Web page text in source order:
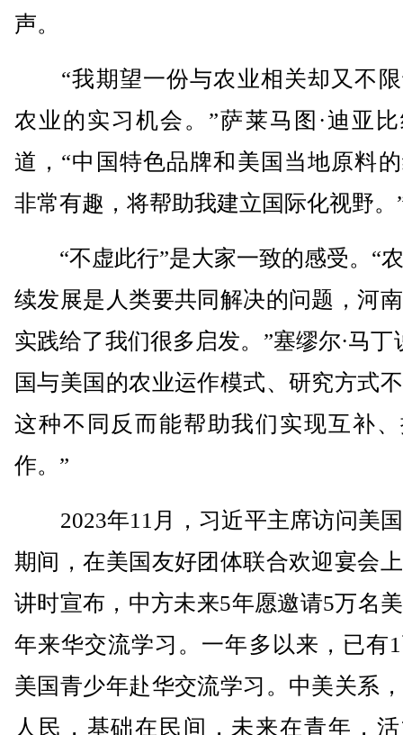
声。
“我期望一份与农业相关却又不限
农业的实习机会。”萨莱马图·迪亚
道，“中国特色品牌和美国当地原料
非常有趣，将帮助我建立国际化视野。
“不虚此行”是大家一致的感受。“
续发展是人类要共同解决的问题，河
实践给了我们很多启发。”塞缪尔·马丁
国与美国的农业运作模式、研究方式
这种不同反而能帮助我们实现互补
作。”
2023年11月，习近平主席访问美
期间，在美国友好团体联合欢迎宴会
讲时宣布，中方未来5年愿邀请5万名
年来华交流学习。一年多以来，已有
美国青少年赴华交流学习。中美关系
人民，基础在民间，未来在青年，